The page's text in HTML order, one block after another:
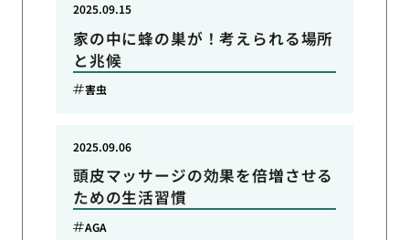
家の中に蜂の巣が！考えられる場所
と兆候
2025.09.15
害虫
頭皮マッサージの効果を倍増させる
ための生活習慣
2025.09.06
AGA